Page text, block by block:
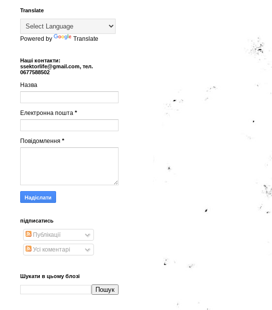
Translate
Powered by Translate
Наші контакти:
ssektorlife@gmail.com, тел.
0677588502
Назва
Електронна пошта *
Повідомлення *
підписатись
Публікації
Усі коментарі
Шукати в цьому блозі